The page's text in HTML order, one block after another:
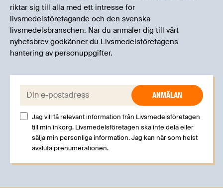
riktar sig till alla med ett intresse för
livsmedelsföretagande och den svenska
livsmedelsbranschen. När du anmäler dig till vårt
nyhetsbrev godkänner du Livsmedelsföretagens
hantering av personuppgifter.
E-post:
Jag vill få relevant information från Livsmedelsföretagen
till min inkorg. Livsmedelsföretagen ska inte dela eller
sälja min personliga information. Jag kan när som helst
avsluta prenumerationen.